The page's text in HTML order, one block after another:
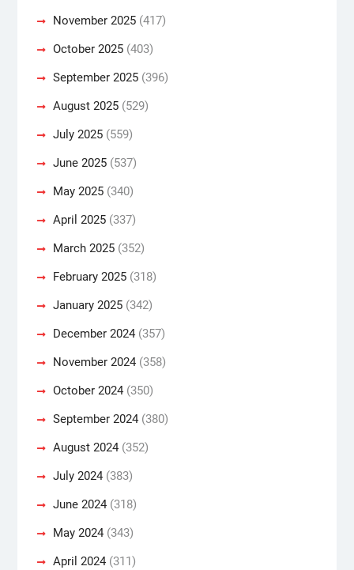
November 2025(417)
October 2025(403)
September 2025(396)
August 2025(529)
July 2025(559)
June 2025(537)
May 2025(340)
April 2025(337)
March 2025(352)
February 2025(318)
January 2025(342)
December 2024(357)
November 2024(358)
October 2024(350)
September 2024(380)
August 2024(352)
July 2024(383)
June 2024(318)
May 2024(343)
April 2024(311)